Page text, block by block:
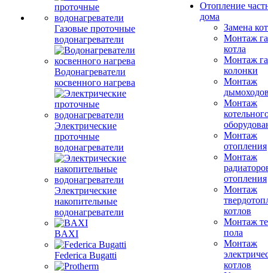
Газовые проточные
водонагреватели
Водонагреватели
косвенного нагрева
Электрические
проточные
водонагреватели
Электрические
накопительные
водонагреватели
BAXI
Federica Bugatti
Отопление
дома
Замена
Монтаж
котла
Монтаж
колонки
Монтаж
Монтаж
Монтаж
отопления
Монтаж
отопления
Монтаж
котлов
Монтаж
пола
Монтаж
котлов